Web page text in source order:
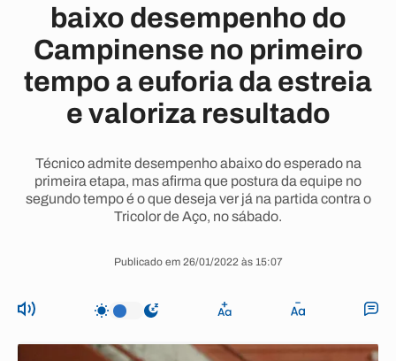
baixo desempenho do
Campinense no primeiro
tempo a euforia da estreia
e valoriza resultado
Técnico admite desempenho abaixo do esperado na
primeira etapa, mas afirma que postura da equipe no
segundo tempo é o que deseja ver já na partida contra o
Tricolor de Aço, no sábado.
Publicado em 26/01/2022 às 15:07